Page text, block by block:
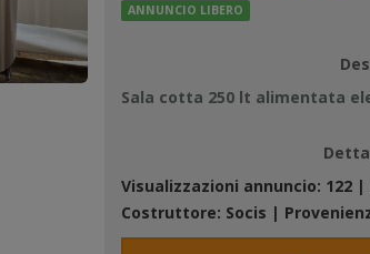
ANNUNCIO LIBERO
Sala cotta 250 lt alimentata
Visualizzazioni annuncio: 122|
Costruttore: Socis |